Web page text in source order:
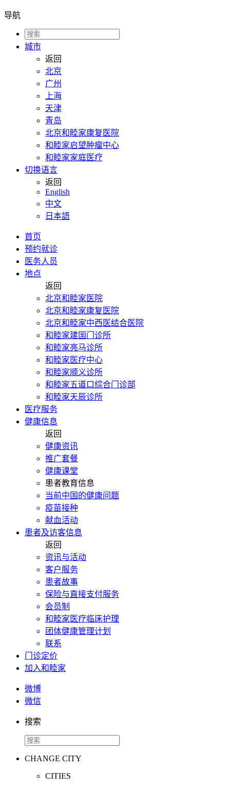
导航
城市
返回
北京
广州
上海
天津
青岛
北京和睦家康复医院
和睦家启望肿瘤中心
和睦家家庭医疗
切换语言
返回
English
中文
日本語
首页
预约就诊
医务人员
地点
返回
北京和睦家医院
北京和睦家康复医院
北京和睦家中西医结合医院
和睦家建国门诊所
和睦家亮马诊所
和睦家医疗中心
和睦家顺义诊所
和睦家五道口综合门诊部
和睦家天辰诊所
医疗服务
健康信息
返回
健康资讯
推广套餐
健康课堂
患者教育信息
当前中国的健康问题
疫苗接种
献血活动
患者及访客信息
返回
资讯与活动
客户服务
患者故事
保险与直接支付服务
会员制
和睦家医疗临床护理
团体健康管理计划
联系
门诊定价
加入和睦家
微博
微信
搜索
CHANGE CITY
CITIES